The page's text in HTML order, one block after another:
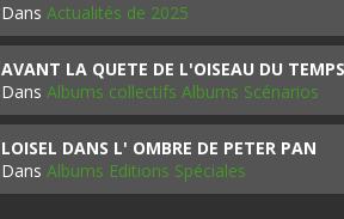
Dans Actualités de 2025
AVANT LA QUETE DE L'OISEAU DU
Dans Albums collectifs Albums Scénarios
LOISEL DANS L' OMBRE DE PETER PAN
Dans Albums Editions Spéciales